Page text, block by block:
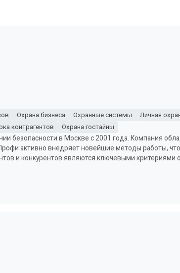
Охрана бизнеса Охранные системы Личная
контрагентов Охрана гостайны
безопасности в Москве с 2001 года. Компания
активно внедряет новейшие методы работы,
и конкурентов являются ключевыми критериями